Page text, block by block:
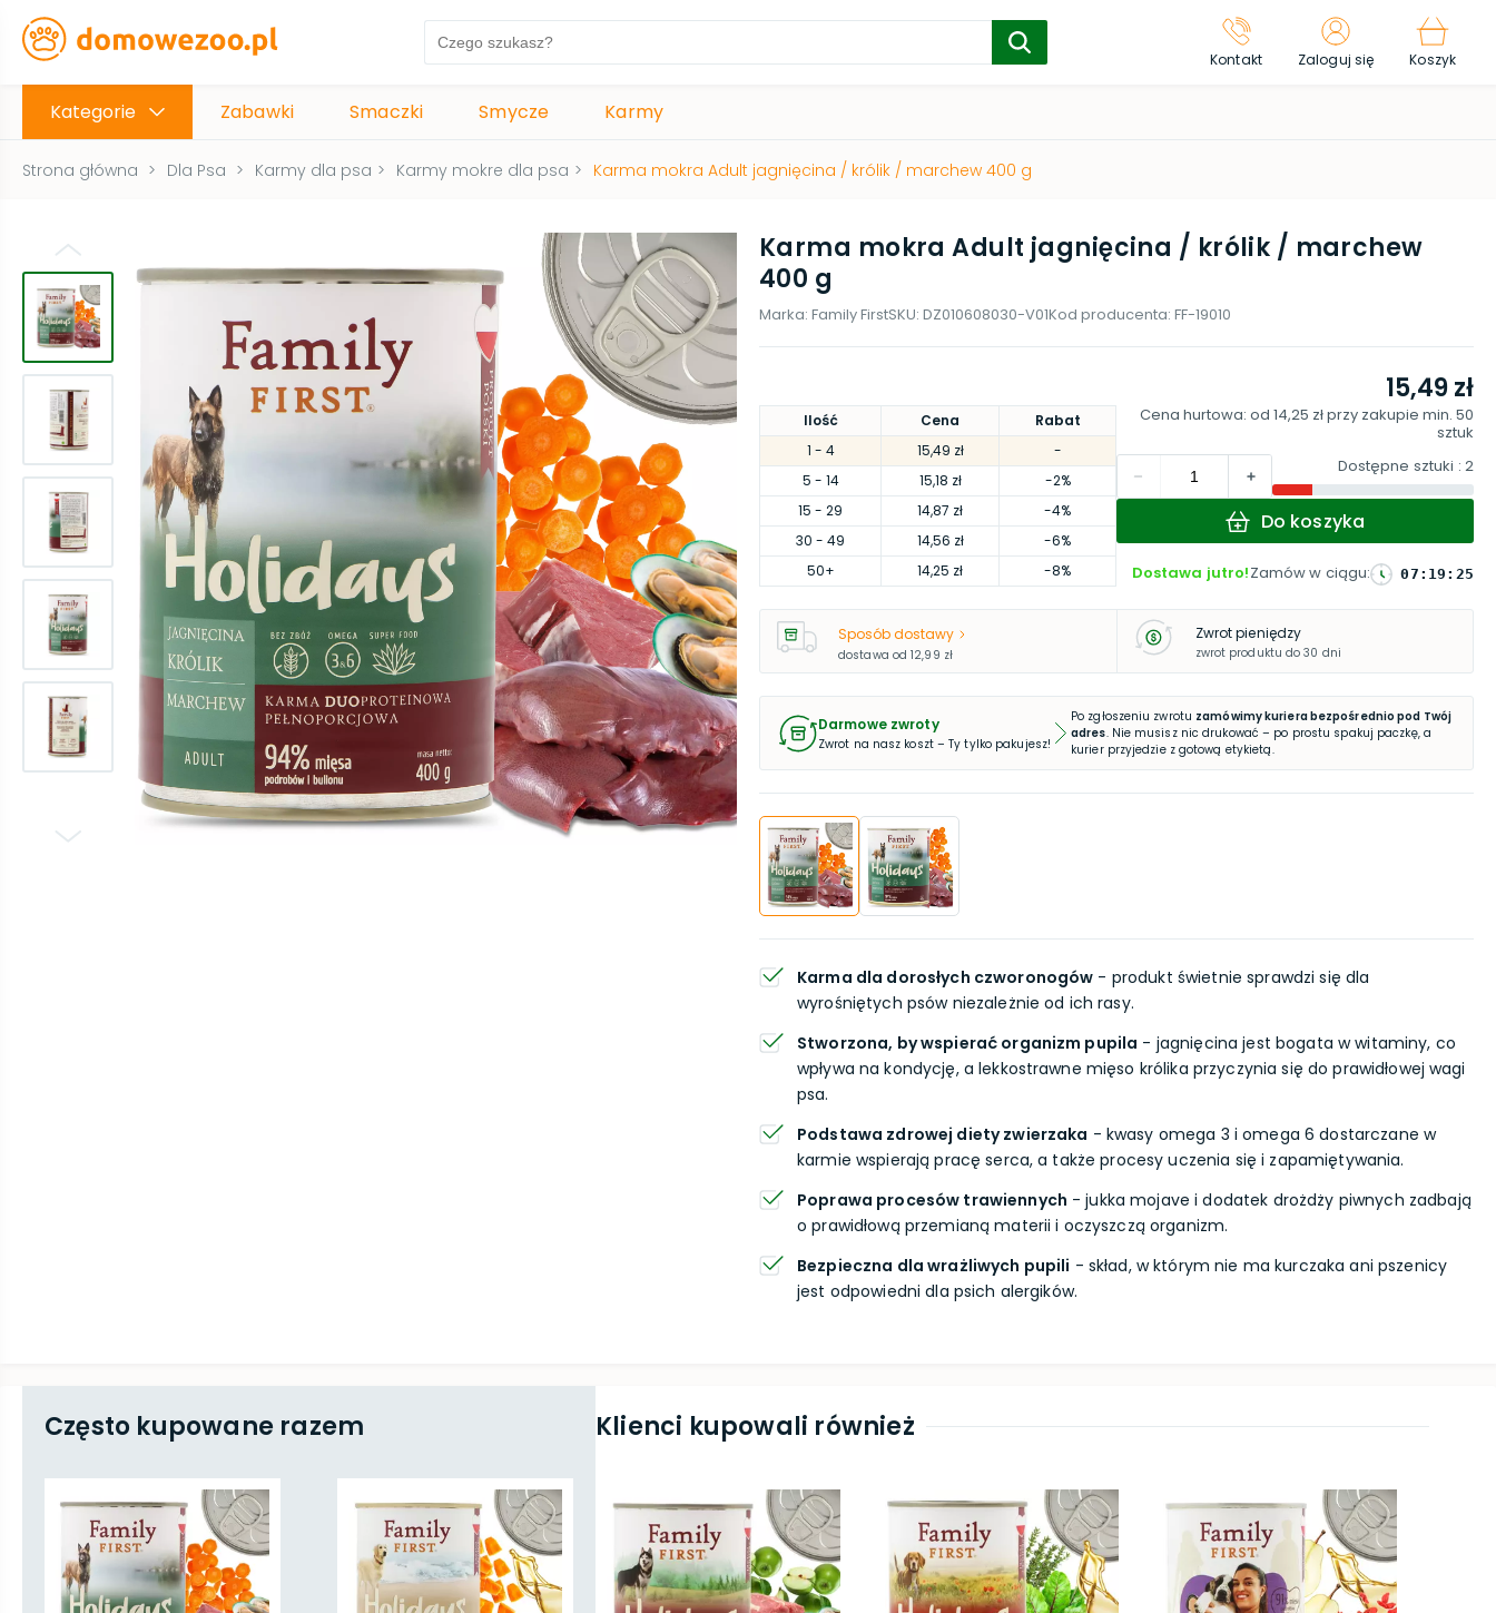
Kontakt Zaloguj się Koszyk
Kategorie Zabawki Smaczki Smycze Karmy
Strona główna > Dla Psa > Karmy dla psa > Karmy mokre dla psa > Karma mokra Adult jagnięcina / królik / marchew 400 g
Karma mokra Adult jagnięcina / królik / marchew
400 g
Marka: Family FirstSKU: DZ010608030-V01Kod producenta: FF-19010
Ilość Cena
Rabat
1 - 4 15,49 zł
-
5 - 14 15,18 zł
-2%
15 - 29 14,87 zł
-4%
30 - 49 14,56 zł
-6%
50+ 14,25 zł -8%
15,49 zł
Cena hurtowa: od 14,25 złprzy zakupie min. 50
sztuk
Dostępne sztuki : 2
Do koszyka
Dostawa jutro!Zamów w ciągu: 07 : 19 : 24
Sposób dostawy
dostawa od 12,99 zł
Zwrot pieniędzy
zwrot produktu do 30 dni
Darmowe zwroty
Zwrot na nasz koszt – Ty tylko pakujesz!
Po zgłoszeniu zwrotu zamówimy kuriera bezpośrednio pod Twój
adres. Nie musisz nic drukować – po prostu spakuj paczkę, a
kurier przyjedzie z gotową etykietą.
Karma dla dorosłych czworonogów - produkt świetnie sprawdzi się dla
wyrośniętych psów niezależnie od ich rasy.
Stworzona, by wspierać organizm pupila - jagnięcina jest bogata w witaminy, co
wpływa na kondycję, a lekkostrawne mięso królika przyczynia się do prawidłowej wagi
psa.
Podstawa zdrowej diety zwierzaka - kwasy omega 3 i omega 6 dostarczane w
karmie wspierają pracę serca, a także procesy uczenia się i zapamiętywania.
Poprawa procesów trawiennych - jukka mojave i dodatek drożdży piwnych zadbają
o prawidłową przemianą materii i oczyszczą organizm.
Bezpieczna dla wrażliwych pupili - skład, w którym nie ma kurczaka ani pszenicy
jest odpowiedni dla psich alergików.
Często kupowane razem Klienci kupowali również